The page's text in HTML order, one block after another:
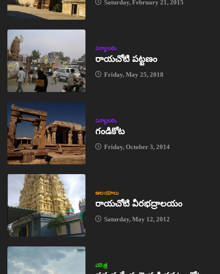
Saturday, February 21, 2015
పర్యాటకం
రాయచోటి పట్టణం
Friday, May 25, 2018
పర్యాటకం
గండికోట
Friday, October 3, 2014
ఆలయాలు
రాయచోటి వీరభద్రాలయం
Saturday, May 12, 2012
చరిత్ర